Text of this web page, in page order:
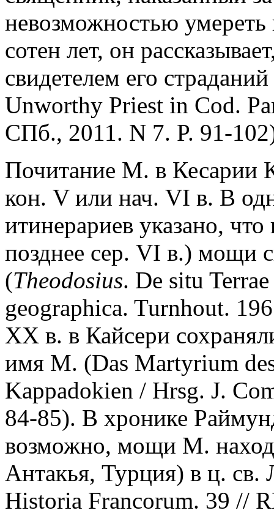
невозможностью
сотен лет, он
свидетелем его
Unworthy Priest in Cod.
СПб., 2011. N 7. P. 91-
Почитание М. в Кесарии
кон. V или нач. VI в. В
итинерариев указано,
позднее сер. VI в.) мощи
(Theodosius. De situ
geographica. Turnhout.
XX в. в Кайсери
имя М. (Das Martyrium
Kappadokien / Hrsg. J.
84-85). В хронике
возможно, мощи М.
Антакья, Турция) в ц. св.
Historia Francorum. 39 //